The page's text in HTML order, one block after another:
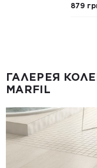
879
ГАЛЕРЕЯ
MARFIL